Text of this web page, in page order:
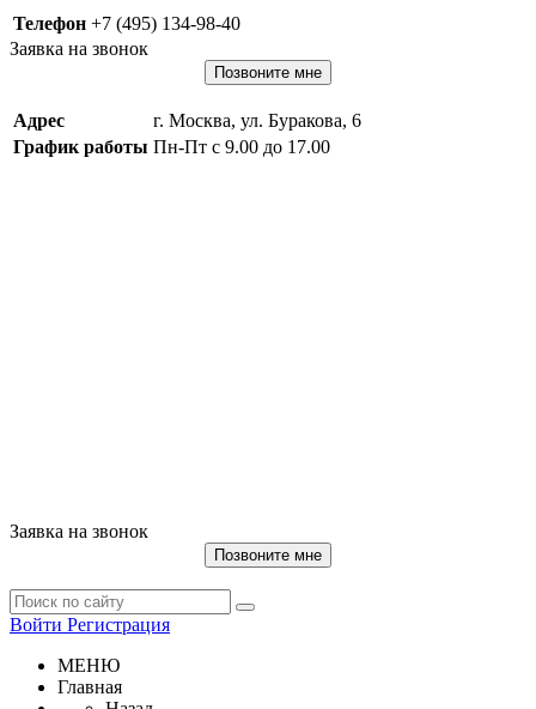
Телефон +7 (495) 134-98-40
Заявка на звонок
Позвоните мне
Адрес
г. Москва, ул. Буракова, 6
График работы Пн-Пт с 9.00 до 17.00
Заявка на звонок
Позвоните мне
Войти Регистрация
МЕНЮ
Главная